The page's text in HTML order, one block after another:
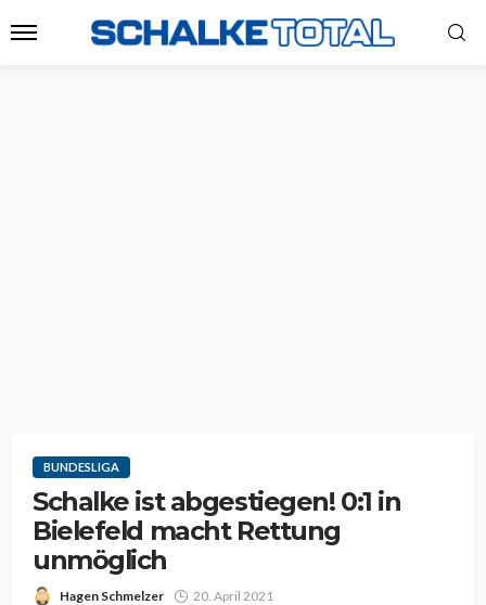
BUNDESLIGA
Schalke ist abgestiegen! 0:1 in
Bielefeld macht Rettung
unmöglich
Hagen Schmelzer 20. April 2021